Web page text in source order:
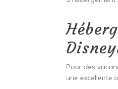
Pour des
une excellente